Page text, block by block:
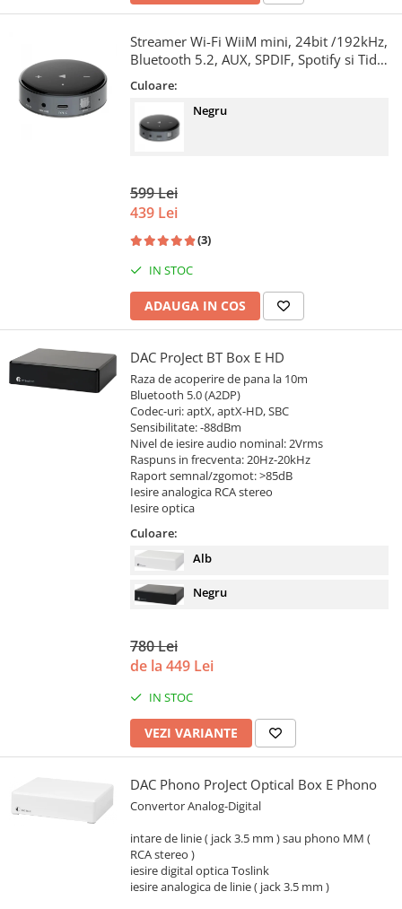
Streamer Wi-Fi WiiM mini, 24bit /192kHz,
Bluetooth 5.2, AUX, SPDIF, Spotify si Tidal
Connect, Airplay 2
Culoare:
Negru
599 Lei
439 Lei
(3)
IN STOC
ADAUGA IN COS
DAC ProJect BT Box E HD
Raza de acoperire de pana la 10m
Bluetooth 5.0 (A2DP)
Codec-uri: aptX, aptX-HD, SBC
Sensibilitate: -88dBm
Nivel de iesire audio nominal: 2Vrms
Raspuns in frecventa: 20Hz-20kHz
Raport semnal/zgomot: >85dB
Iesire analogica RCA stereo
Iesire optica
Culoare:
Alb
Negru
780 Lei
de la 449 Lei
IN STOC
VEZI VARIANTE
DAC Phono ProJect Optical Box E Phono
Convertor Analog-Digital
intare de linie ( jack 3.5 mm ) sau phono MM (
RCA stereo )
iesire digital optica Toslink
iesire analogica de linie ( jack 3.5 mm )